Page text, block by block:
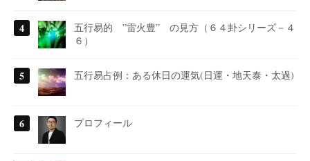
五行易的 ”雷火豊” の見方（６４卦シリーズ－４
６）
五行易占例：ある休日の運気(日運・地天泰・太過)
プロフィール